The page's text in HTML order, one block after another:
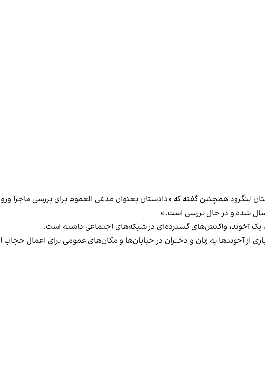
لنگرود همچنین گفته که «دادستان بعنوان مدعی العموم برای بررسی ماجرا
شده و در حال بررسی است.»
یک آخوند، واکنش‌های گسترده‌ای در شبکه‌های اجتماعی داشته است.
از آخوندها به زنان و دختران در خیابان‌ها و مکان‌های عمومی برای اعمال حجاب